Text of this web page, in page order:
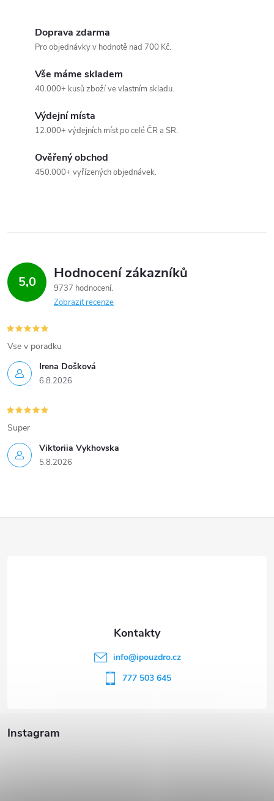
Doprava zdarma
Pro objednávky v hodnotě nad 700 Kč.
Vše máme skladem
40.000+ kusů zboží ve vlastním skladu.
Výdejní místa
12.000+ výdejních míst po celé ČR a SR.
Ověřený obchod
450.000+ vyřízených objednávek.
5,0 Hodnocení zákazníků
9737 hodnocení
Zobrazit recenze
Irena Došková
6.8.2026
Vse v poradku
Viktoriia Vykhovska
5.8.2026
Super
Instagram
info@ipouzdro.cz
777 503 645